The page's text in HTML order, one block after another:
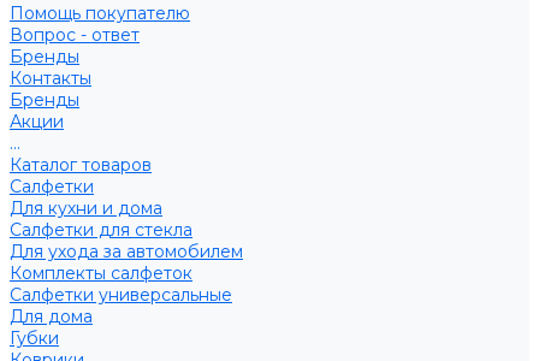
Помощь покупателю
Вопрос - ответ
Бренды
Контакты
Бренды
Акции
...
Каталог товаров
Салфетки
Для кухни и дома
Салфетки для стекла
Для ухода за автомобилем
Комплекты салфеток
Салфетки универсальные
Для дома
Губки